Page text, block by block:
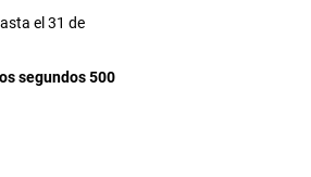
el 31 de
segundos 500